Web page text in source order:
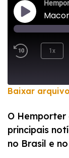
1x
FEED RSS
LINK
Baixar arquivo
O
principais
no Brasil e